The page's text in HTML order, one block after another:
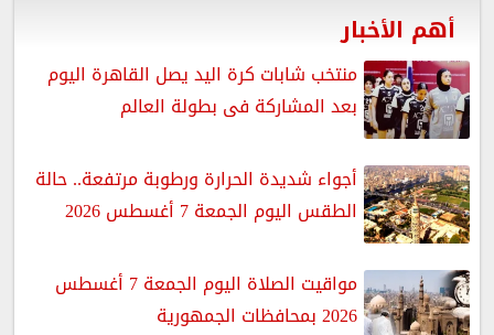
أهم الأخبار
منتخب شابات كرة اليد يصل القاهرة اليوم
بعد المشاركة فى بطولة العالم
أجواء شديدة الحرارة ورطوبة مرتفعة.. حالة
الطقس اليوم الجمعة 7 أغسطس 2026
مواقيت الصلاة اليوم الجمعة 7 أغسطس
2026 بمحافظات الجمهورية